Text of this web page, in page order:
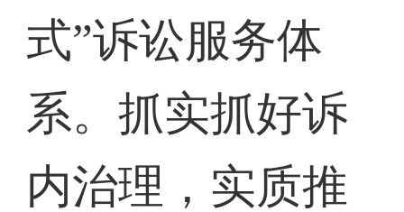
式”诉讼服务体
系。抓实抓好诉
内治理，实质推